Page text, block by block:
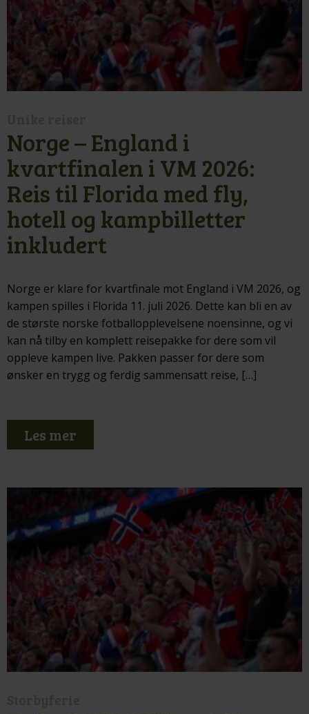
Norge – England i
kvartfinalen i VM 2026:
Reis til Florida med fly,
hotell og kampbilletter
inkludert
Norge er klare for kvartfinale mot England i VM 2026, og
kampen spilles i Florida 11. juli 2026. Dette kan bli en av
de største norske fotballopplevelsene noensinne, og vi
kan nå tilby en komplett reisepakke for dere som vil
oppleve kampen live. Pakken passer for dere som
ønsker en trygg og ferdig sammensatt reise, […]
Les mer